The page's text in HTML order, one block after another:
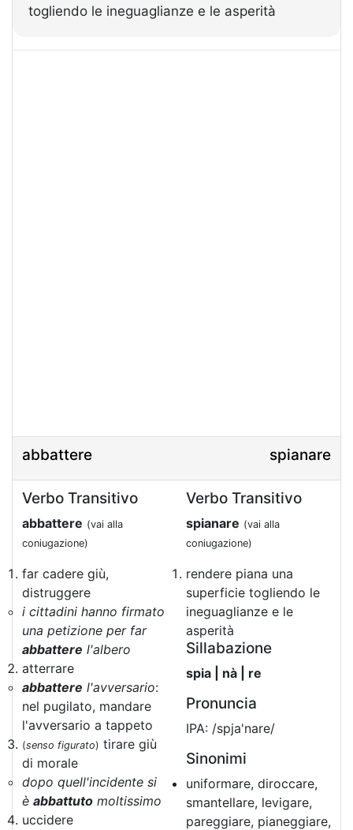
togliendo le ineguaglianze e le asperità
abbattere spianare
Verbo Transitivo
abbattere (vai alla
coniugazione)
far cadere giù,
distruggere
i cittadini hanno firmato
una petizione per far
abbattere l'albero
atterrare
abbattere l'avversario:
nel pugilato, mandare
l'avversario a tappeto
(senso figurato) tirare giù
di morale
dopo quell'incidente si
è abbattuto moltissimo
uccidere
Verbo Transitivo
spianare (vai alla
coniugazione)
rendere piana una
superficie togliendo le
ineguaglianze e le
asperità
Sillabazione
spia | nà | re
Pronuncia
IPA: /spja'nare/
Sinonimi
uniformare, diroccare,
smantellare, levigare,
pareggiare, pianeggiare,